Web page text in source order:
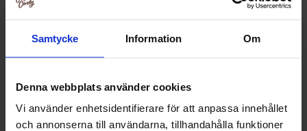
Samtycke Information Om
Denna webbplats använder cookies
Vi använder enhetsidentifierare för att anpassa innehållet
och annonserna till användarna, tillhandahålla funktioner
Ramune Soda Melon 200ml x 30st